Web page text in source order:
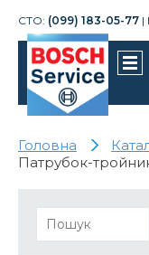
СТО: (099) 183-05-77 |
Головна
Патрубок-